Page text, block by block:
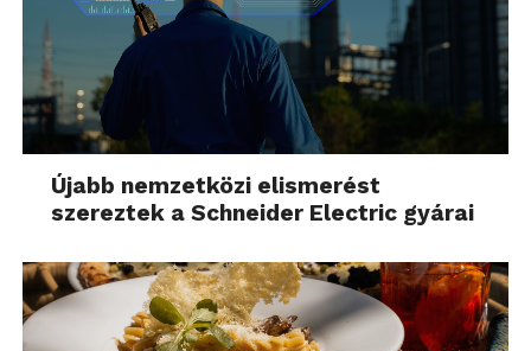
Újabb nemzetközi elismerést
szereztek a Schneider Electric gyárai